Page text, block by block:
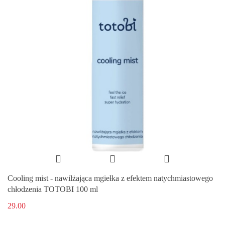
Cooling mist - nawilżająca mgiełka z efektem natychmiastowego
chłodzenia TOTOBI 100 ml
29.00